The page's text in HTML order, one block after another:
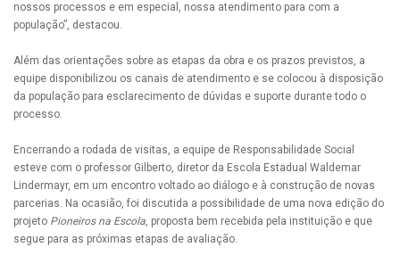
nossos processos e em especial, nossa atendimento para com a
população”, destacou.
Além das orientações sobre as etapas da obra e os prazos previstos, a
equipe disponibilizou os canais de atendimento e se colocou à disposição
da população para esclarecimento de dúvidas e suporte durante todo o
processo.
Encerrando a rodada de visitas, a equipe de Responsabilidade Social
esteve com o professor Gilberto, diretor da Escola Estadual Waldemar
Lindermayr, em um encontro voltado ao diálogo e à construção de novas
parcerias. Na ocasião, foi discutida a possibilidade de uma nova edição do
projeto Pioneiros na Escola, proposta bem recebida pela instituição e que
segue para as próximas etapas de avaliação.